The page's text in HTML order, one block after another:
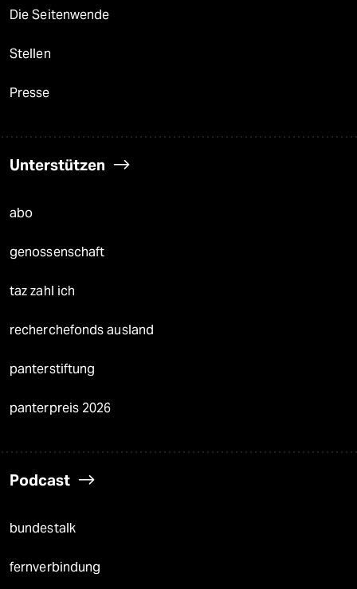
Die Seitenwende
Stellen
Presse
Unterstützen
abo
genossenschaft
taz zahl ich
recherchefonds ausland
panterstiftung
panterpreis 2026
Podcast
bundestalk
fernverbindung